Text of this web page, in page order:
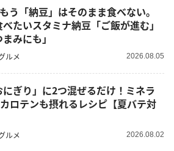
たいスタミナ納豆「ご飯が進む」
まみにも」
ルメ 2026.08.05
ぎり」に2つ混ぜるだけ！ミネラ
ロテンも摂れるレシピ【夏バテ対
ルメ 2026.08.02